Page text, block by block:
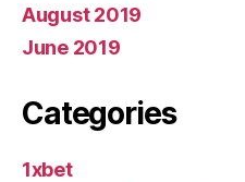
August 2019
June 2019
Categories
1xbet